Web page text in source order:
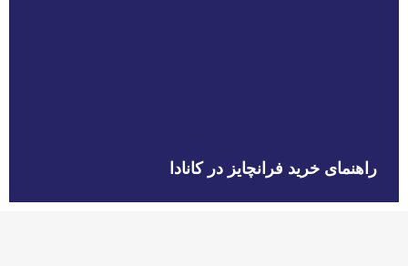
راهنمای خرید فرانچایز در کانادا